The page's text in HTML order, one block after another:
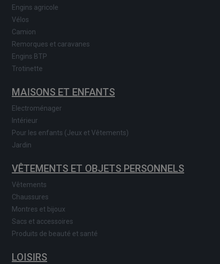
Engins agricole
Vélos
Camion
Remorques et caravanes
Engins BTP
Trotinette
MAISONS ET ENFANTS
Electroménager
Intérieur
Pour les enfants (Jeux et Vêtements)
Jardin
VÊTEMENTS ET OBJETS PERSONNELS
Vêtements
Chaussures
Montres et bijoux
Sacs et accessoires
Produits de beauté et santé
LOISIRS